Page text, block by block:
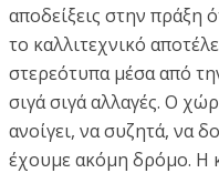
αποδείξεις στην πράξη
το καλλιτεχνικό
στερεότυπα μέσα από
σιγά σιγά αλλαγές. Ο
ανοίγει, να συζητά, να
έχουμε ακόμη δρόμο. Η